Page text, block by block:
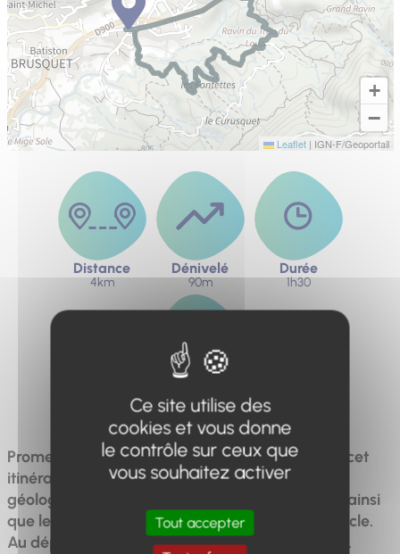
+
−
Leaflet | IGN-F/Geoportail
Distance
4km
Dénivelé
90m
Durée
1h30
Facile
Promenade dans le parc forestier du Brusquet, cet
itinéraire permettra de découvrir le patrimoine
géologique et en particulier les « slump-balls » ainsi
que les campagnes de reboisement du XIXe siècle.
Au départ du parking de la place du 8 mai 1945.
Ce site utilise des
cookies et vous donne
le contrôle sur ceux que
vous souhaitez activer
Tout accepter